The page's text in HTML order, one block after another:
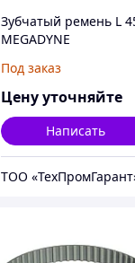
Зубчатый ремень L
MEGADYNE
Под заказ
Цену уточняйте
Написать
ТОО